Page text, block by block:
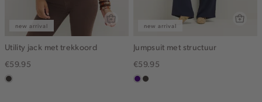
new arrival
Utility jack met trekkoord
€59.95
choco
new arrival
Jumpsuit met structuur
€59.95
indigochoco